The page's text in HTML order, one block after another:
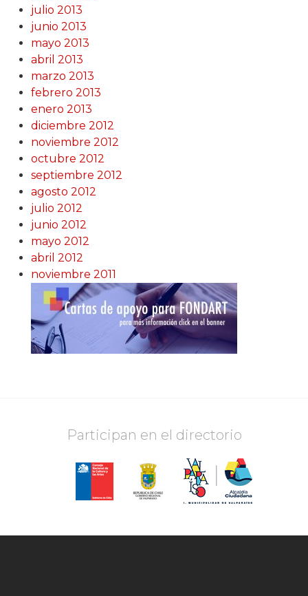
julio 2013
junio 2013
mayo 2013
abril 2013
marzo 2013
febrero 2013
enero 2013
diciembre 2012
noviembre 2012
octubre 2012
septiembre 2012
agosto 2012
julio 2012
junio 2012
mayo 2012
abril 2012
noviembre 2011
Participan en el directorio